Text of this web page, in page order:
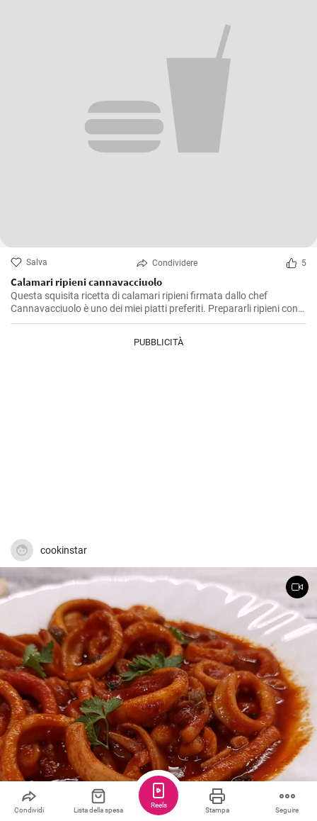
Salva Condividere 5
Calamari ripieni cannavacciuolo
Questa squisita ricetta di calamari ripieni firmata dallo chef
Cannavacciuolo è uno dei miei piatti preferiti. Prepararli ripieni con
aromi, pane raffermo e prezzemolo è un'ideale miscela di sapori di
soddisfazione al palato. E' un piatto che preferisco servire come
PUBBLICITÀ
cookinstar
Condividi Lista della spesa Stampa Seguire
Reels